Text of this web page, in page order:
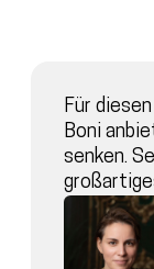
Für
Boni
senken.